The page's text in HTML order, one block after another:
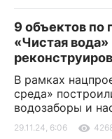
9 объектов по
«Чистая
В рамках
среда»
водозаборы и
29.11.24, 6:06